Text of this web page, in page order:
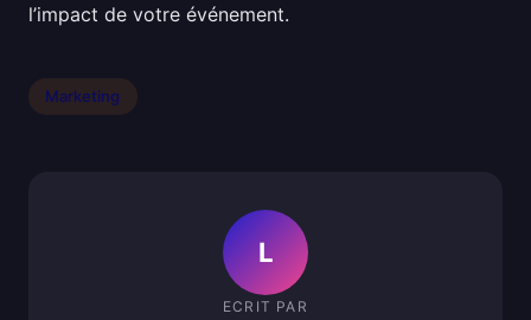
l’impact de votre événement.
Marketing
L
ECRIT PAR